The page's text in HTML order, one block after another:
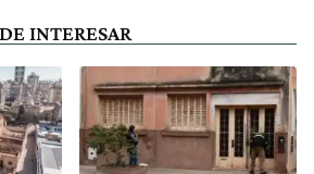
INTERESAR